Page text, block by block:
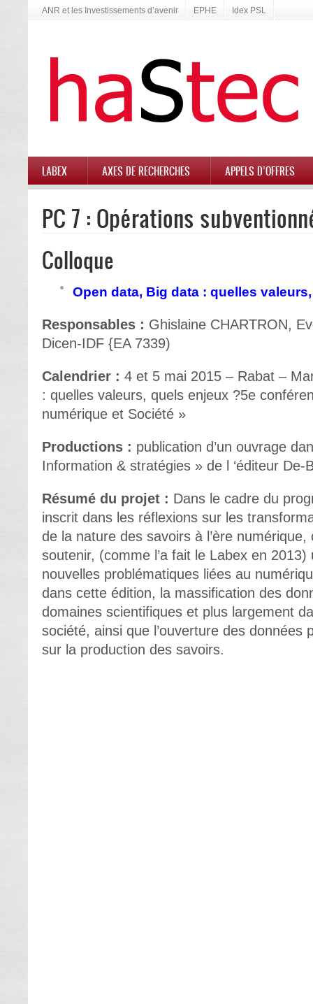
ANR et les Investissements d’avenir EPHE Idex PSL
LABEX AXES DE RECHERCHES APPELS D’OFFRES
PC 7 : Opérations
Colloque
Open data, Big data : quelles
Responsables : Ghislaine CHARTRON,
Dicen-IDF {EA 7339)
Calendrier : 4 et 5 mai 2015 – Rabat –
: quelles valeurs, quels enjeux ?5e
numérique et Société »
Productions : publication d’un ouvrage
Information & stratégies » de l ‘éditeur De-
Résumé du projet : Dans le cadre du
inscrit dans les réflexions sur les
de la nature des savoirs à l’ère
soutenir, (comme l’a fait le Labex en
nouvelles problématiques liées au
dans cette édition, la massification des
domaines scientifiques et plus largement
société, ainsi que l’ouverture des données
sur la production des savoirs.